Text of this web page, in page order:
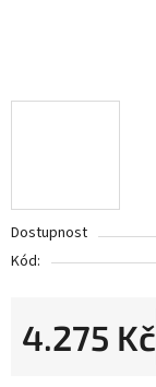
Dostupnost
Kód:
4.275 Kč